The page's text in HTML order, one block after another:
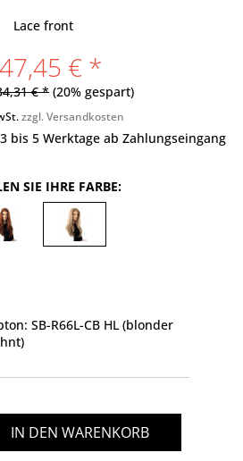
Lace front
€ *
€ * (20% gespart)
zzgl. Versandkosten
bis 5 Werktage ab Zahlungseingang
SIE IHRE FARBE:
SB-R66L-CB HL (blonder
IN DEN WARENKORB